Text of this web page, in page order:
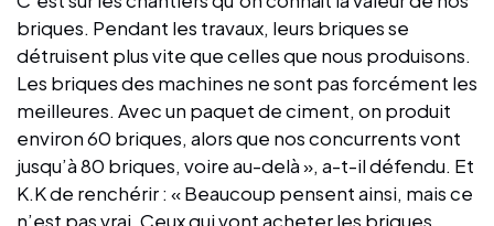
briques. Pendant les travaux, leurs briques se
détruisent plus vite que celles que nous produisons.
Les briques des machines ne sont pas forcément les
meilleures. Avec un paquet de ciment, on produit
environ 60 briques, alors que nos concurrents vont
jusqu’à 80 briques, voire au-delà », a-t-il défendu. Et
K.K de renchérir : « Beaucoup pensent ainsi, mais ce
n’est pas vrai. Ceux qui vont acheter les briques